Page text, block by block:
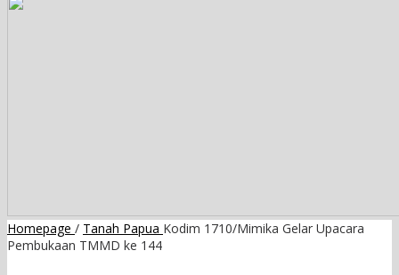
Homepage / Tanah Papua Kodim 1710/Mimika Gelar Upacara
Pembukaan TMMD ke 144